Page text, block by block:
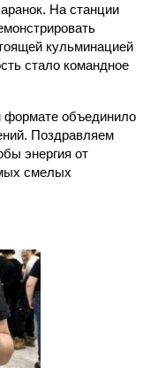
На станции
кульминацией
стало командное
формате объединило
Поздравляем
энергия от
смелых